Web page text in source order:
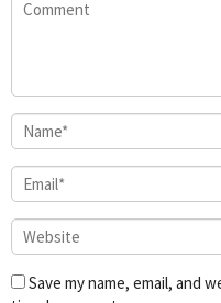
Save my name, email, and